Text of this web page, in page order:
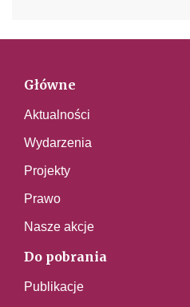
Główne
Aktualności
Wydarzenia
Projekty
Prawo
Nasze akcje
Do pobrania
Publikacje